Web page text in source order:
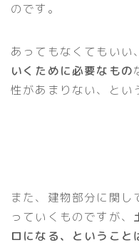
のです。
あってもなくてもいい
いくために必要なもの
性があまりない、とい
また、建物部分に関
っていくものですが、
ロになる、ということ